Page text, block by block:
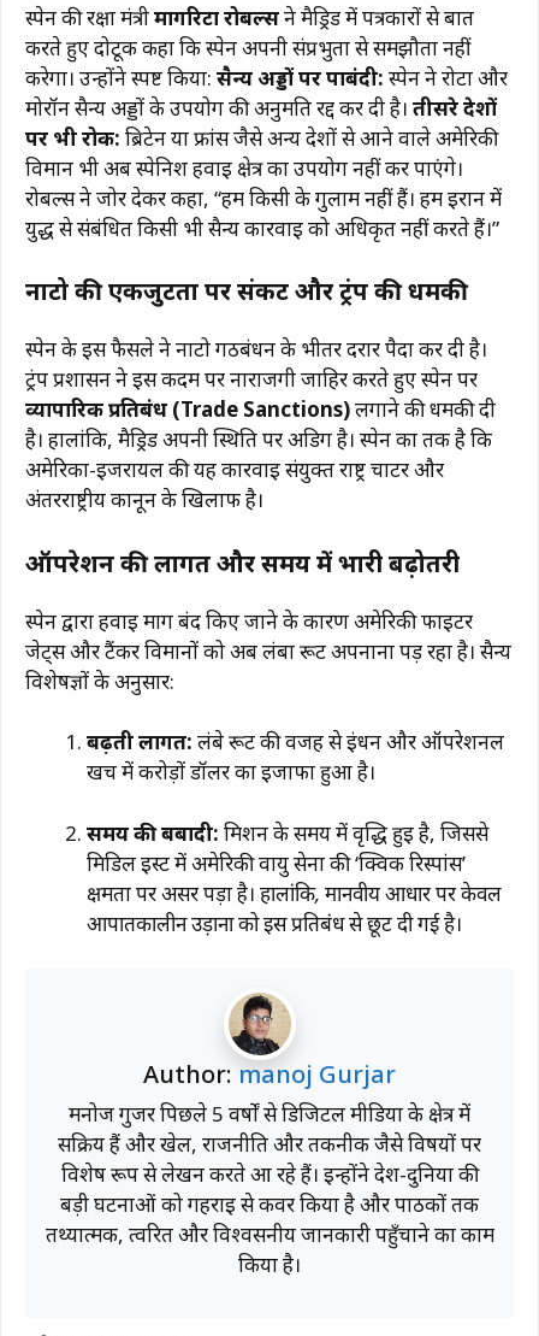
स्पेन की रक्षा मंत्रीमार्गरिटा रोबल्सने मैड्रिड में पत्रकारों से बात
करते हुए दोटूक कहा कि स्पेन अपनी संप्रभुता से समझौता नहीं
करेगा। उन्होंने स्पष्ट किया: सैन्य अड्डों पर पाबंदी: स्पेन ने रोटा और
मोरॉन सैन्य अड्डों के उपयोग की अनुमति रद्द कर दी है। तीसरे देशों
पर भी रोक: ब्रिटेन या फ्रांस जैसे अन्य देशों से आने वाले अमेरिकी
विमान भी अब स्पेनिश हवाई क्षेत्र का उपयोग नहीं कर पाएंगे।
रोबल्स ने जोर देकर कहा, “हम किसी के गुलाम नहीं हैं। हम ईरान में
युद्ध से संबंधित किसी भी सैन्य कार्रवाई को अधिकृत नहीं करते हैं।”
नाटो की एकजुटता पर संकट और ट्रंप की धमकी
स्पेन के इस फैसले ने नाटो गठबंधन के भीतर दरार पैदा कर दी है।
ट्रंप प्रशासन ने इस कदम पर नाराजगी जाहिर करते हुए स्पेन पर
व्यापारिक प्रतिबंध (Trade Sanctions)लगाने की धमकी दी
है। हालांकि, मैड्रिड अपनी स्थिति पर अडिग है। स्पेन का तर्क है कि
अमेरिका-इजरायल की यह कार्रवाई संयुक्त राष्ट्र चार्टर और
अंतरराष्ट्रीय कानून के खिलाफ है।
ऑपरेशन की लागत और समय में भारी बढ़ोतरी
स्पेन द्वारा हवाई मार्ग बंद किए जाने के कारण अमेरिकी फाइटर
जेट्स और टैंकर विमानों को अब लंबा रूट अपनाना पड़ रहा है। सैन्य
विशेषज्ञों के अनुसार:
बढ़ती लागत: लंबे रूट की वजह से ईंधन और ऑपरेशनल
खर्च में करोड़ों डॉलर का इजाफा हुआ है।
समय की बर्बादी: मिशन के समय में वृद्धि हुई है, जिससे
मिडिल ईस्ट में अमेरिकी वायु सेना की ‘क्विक रिस्पांस’
क्षमता पर असर पड़ा है। हालांकि, मानवीय आधार पर केवल
आपातकालीन उड़ानों को इस प्रतिबंध से छूट दी गई है।
Author: manoj Gurjar
मनोज गुर्जर पिछले 5 वर्षों से डिजिटल मीडिया के क्षेत्र में
सक्रिय हैं और खेल, राजनीति और तकनीक जैसे विषयों पर
विशेष रूप से लेखन करते आ रहे हैं। इन्होंने देश-दुनिया की
बड़ी घटनाओं को गहराई से कवर किया है और पाठकों तक
तथ्यात्मक, त्वरित और विश्वसनीय जानकारी पहुँचाने का काम
किया है।